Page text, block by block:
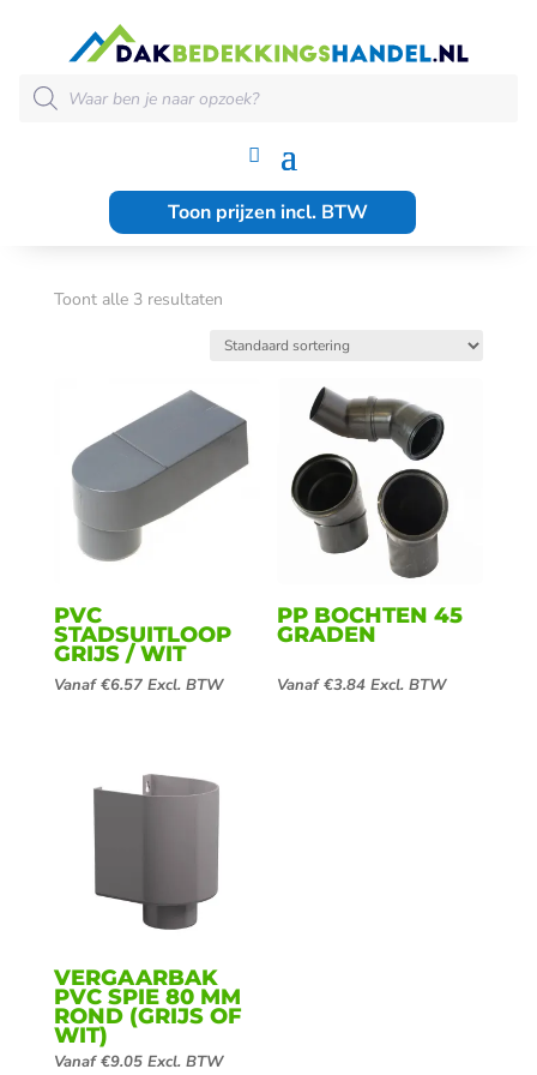
Producten
zoeken
Toon prijzen incl. BTW
PVC-PP
HULPSTUKKEN
Toont alle 3 resultaten
PVC
STADSUITLOOP
GRIJS / WIT
Vanaf€6.57 Excl. BTW
PP BOCHTEN 45
GRADEN
Vanaf€3.84 Excl. BTW
VERGAARBAK
PVC SPIE 80 MM
ROND (GRIJS OF
WIT)
Vanaf€9.05 Excl. BTW